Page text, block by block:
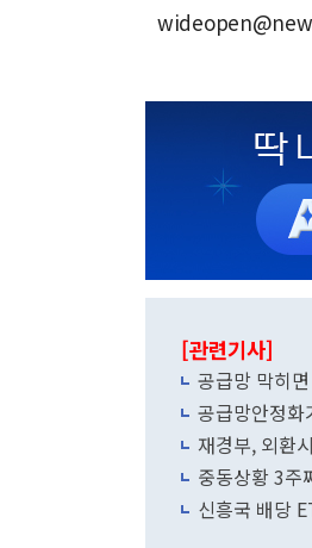
[관련기사]
공급망 막히
공급망안정화
재경부, 외환
중동상황 3
신흥국 배당